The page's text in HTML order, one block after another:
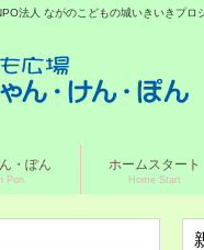
法人 ながのこどもの城いきいきプロ
・ぽん
Pon
ホームスタート
Home Start